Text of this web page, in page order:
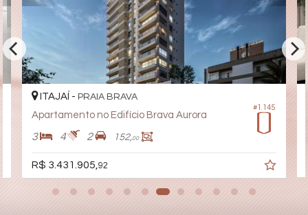
Portaria 24h
Portão Eletrônico
Pet Care
Automação Predial
Piscina Infantil
Bicicletário
Elevador
Coworking
Deck Molhado
Espaço Zen
Pìscina Térmica
Entrada para Banhistas
#1.145
ITAJAÍ - PRAIA BRAVA
Apartamento no Edifício Brava Aurora
3 4 2 152,00
R$ 3.431.905, 92